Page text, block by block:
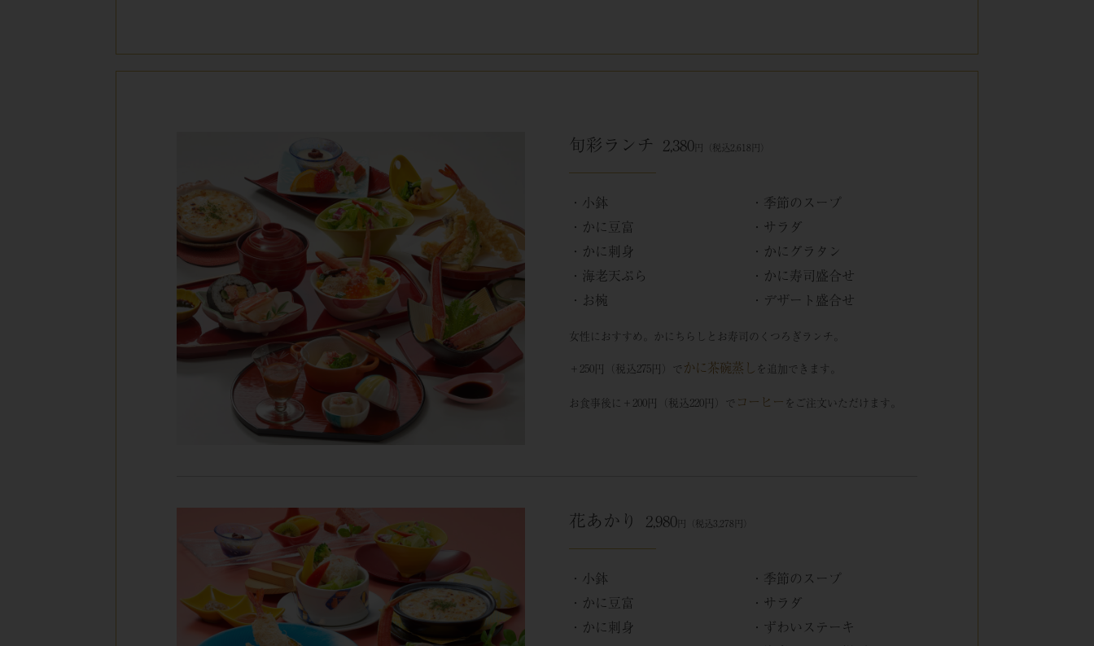
旬彩ランチ 2,380 円（税込2,618円）
・小鉢
・季節のスープ
・かに豆富
・サラダ
・かに刺身
・かにグラタン
・海老天ぷら
・かに寿司盛合せ
・お椀
・デザート盛合せ
女性におすすめ。かにちらしとお寿司のくつろぎランチ。
＋250円（税込275円）で かに茶碗蒸し を追加できます。
お食事後に＋200円（税込220円）で コーヒー をご注文いただけます。
花あかり 2,980 円（税込3,278円）
・小鉢
・季節のスープ
・かに豆富
・サラダ
・かに刺身
・ずわいステーキ